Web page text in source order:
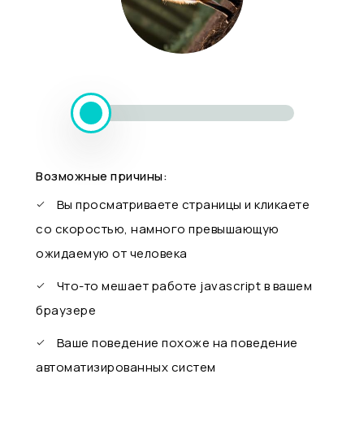
Возможные причины:
Вы просматриваете страницы и кликаете
со скоростью, намного превышающую
ожидаемую от человека
Что-то мешает работе javascript в вашем
браузере
Ваше поведение похоже на поведение
автоматизированных систем